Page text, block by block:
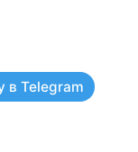
в Telegram